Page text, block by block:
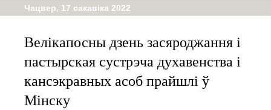
Чацвер, 17 сакавіка 2022
Велікапосны дзень засяроджання і
пастырская сустрэча духавенства і
кансэкравных асоб прайшлі ў
Мінску